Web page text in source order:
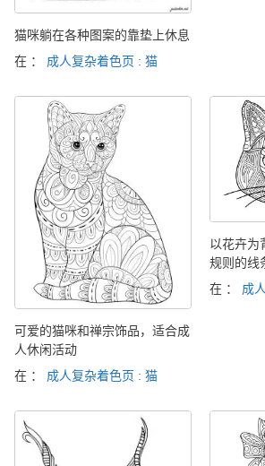
猫咪躺在各种图案的靠垫上休息
在 ： 成人复杂着色页 : 猫
可爱的猫咪和禅宗饰品，适合成
人休闲活动
在 ： 成人复杂着色页 : 猫
以花卉为
规则的线
在 ： 成